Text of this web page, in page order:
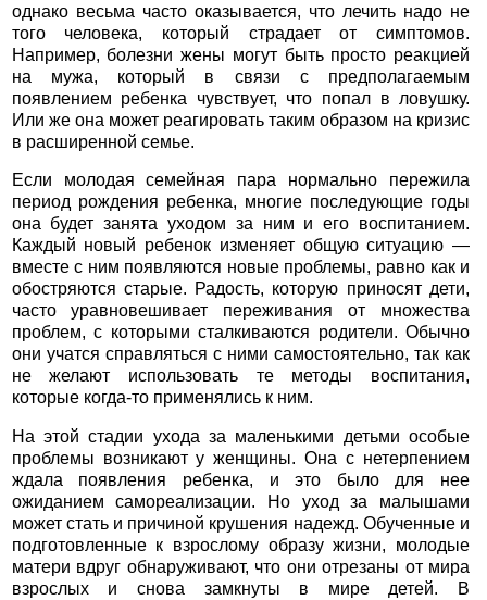
однако весьма часто оказывается, что лечить надо не
того человека, который страдает от симптомов.
Например, болезни жены могут быть просто реакцией
на мужа, который в связи с предполагаемым
появлением ребенка чувствует, что попал в ловушку.
Или же она может реагировать таким образом на кризис
в расширенной семье.
Если молодая семейная пара нормально пережила
период рождения ребенка, многие последующие годы
она будет занята уходом за ним и его воспитанием.
Каждый новый ребенок изменяет общую ситуацию —
вместе с ним появляются новые проблемы, равно как и
обостряются старые. Радость, которую приносят дети,
часто уравновешивает переживания от множества
проблем, с которыми сталкиваются родители. Обычно
они учатся справляться с ними самостоятельно, так как
не желают использовать те методы воспитания,
которые когда-то применялись к ним.
На этой стадии ухода за маленькими детьми особые
проблемы возникают у женщины. Она с нетерпением
ждала появления ребенка, и это было для нее
ожиданием самореализации. Но уход за малышами
может стать и причиной крушения надежд. Обученные и
подготовленные к взрослому образу жизни, молодые
матери вдруг обнаруживают, что они отрезаны от мира
взрослых и снова замкнуты в мире детей. В